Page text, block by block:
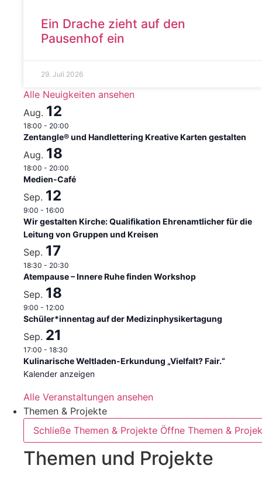
Ein Drache zieht auf den
Pausenhof ein
29. Juli 2026
Alle Neuigkeiten ansehen
Aug. 12
18:00 - 20:00
Zentangle® und Handlettering Kreative Karten gestalten
Aug. 18
18:00 - 20:00
Medien-Café
Sep. 12
9:00 - 16:00
Wir gestalten Kirche: Qualifikation Ehrenamtlicher für die
Leitung von Gruppen und Kreisen
Sep. 17
18:30 - 20:30
Atempause – Innere Ruhe finden Workshop
Sep. 18
9:00 - 12:00
Schüler*innentag auf der Medizinphysikertagung
Sep. 21
17:00 - 18:30
Kulinarische Weltladen-Erkundung „Vielfalt? Fair.“
Kalender anzeigen
Alle Veranstaltungen ansehen
Themen & Projekte
Schließe Themen & Projekte Öffne Themen &
Themen und Projekte